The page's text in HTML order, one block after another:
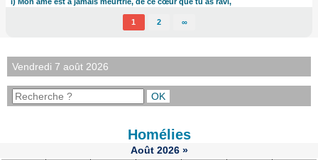
1 2 ∞
Vendredi 7 août 2026
Homélies
Août 2026 »